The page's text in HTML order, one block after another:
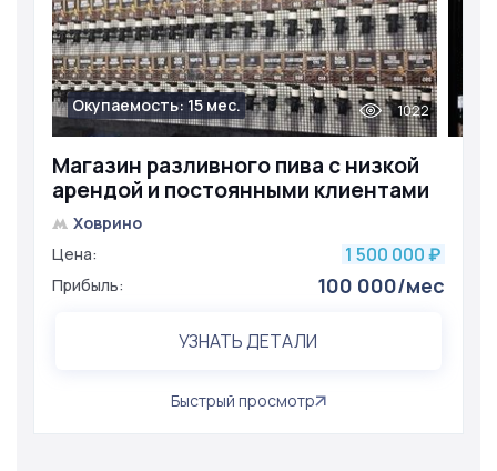
Магазин разливного пива с низкой
арендой и постоянными клиентами
Окупаемость: 15 мес. 1022
Ховрино
Цена:
1 500 000 ₽
Прибыль: 100 000/мес
УЗНАТЬ ДЕТАЛИ
Быстрый просмотр